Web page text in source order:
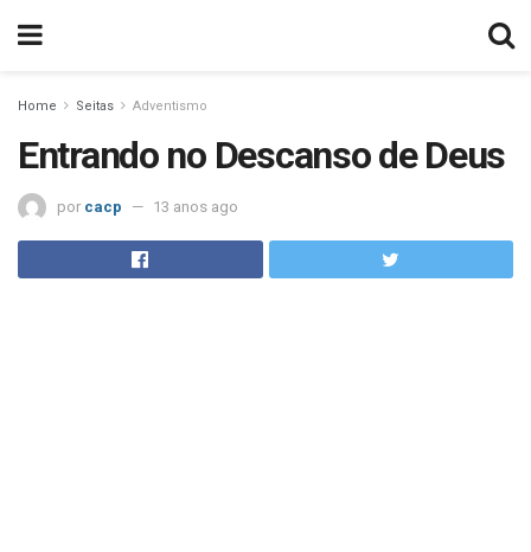
Home Seitas Adventismo
Entrando no Descanso de Deus
por cacp 13 anos ago